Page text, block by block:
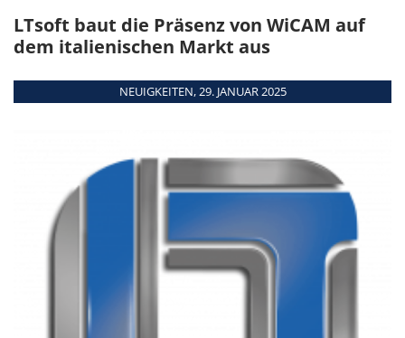
Übersicht
Schnittstellen
Unterstützte
WEITERE TERMINE
LTsoft baut die Präsenz von WiCAM auf
dem italienischen Markt aus
NEUIGKEITEN, 29. JANUAR 2025